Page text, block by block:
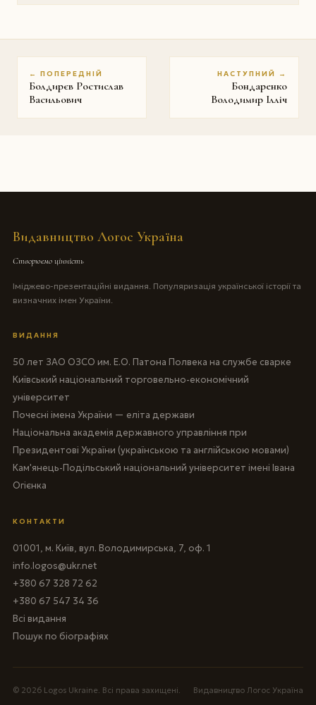
← ПОПЕРЕДНІЙ
Болдирєв Ростислав
Васильович
НАСТУПНИЙ →
Бондаренко
Володимир Iлліч
Видавництво Логос Україна
Створюємо цінність
Іміджево-презентаційні видання. Популяризація української історії та
визначних імен України.
ВИДАННЯ
50 лет ЗАО ОЗСО им. Е.О. Патона Полвека на службе сварке
Київський національний торговельно-економічний
університет
Почесні імена України — еліта держави
Національна академія державного управління при
Президентові України (українською та англійською мовами)
Кам'янець-Подільський національний університет імені Івана
Огієнка
КОНТАКТИ
01001, м. Київ, вул. Володимирська, 7, оф. 1
info.logos@ukr.net
+380 67 328 72 62
+380 67 547 34 36
Всі видання
Пошук по біографіях
© 2026 Logos Ukraine. Всі права захищені. Видавництво Логос Україна